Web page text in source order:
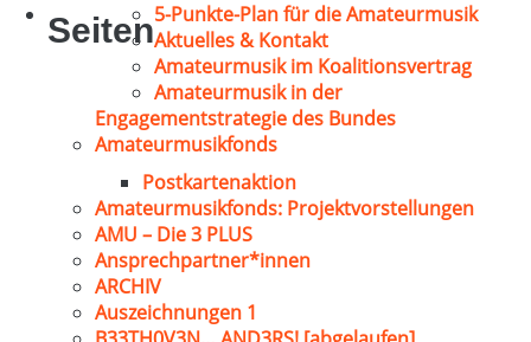
Seiten5-Punkte-Plan für die Amateurmusik
Aktuelles & Kontakt
Amateurmusik im Koalitionsvertrag
Amateurmusik in der
Engagementstrategie des Bundes
Amateurmusikfonds
Postkartenaktion
Amateurmusikfonds: Projektvorstellungen
AMU – Die 3 PLUS
Ansprechpartner*innen
ARCHIV
Auszeichnungen 1